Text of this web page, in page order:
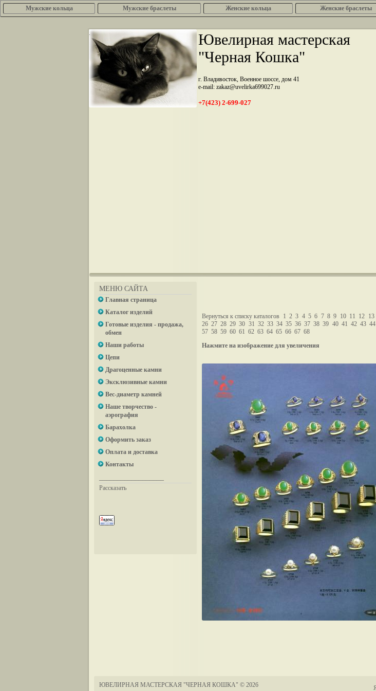
Мужские кольца Мужские браслеты Женcкие кольца Женские браслеты
.
Ювелирная мастерская
"Черная Кошка"
г. Владивосток, Военное шоссе, дом 41
e-mail: zakaz@uvelirka699027.ru
+7(423) 2-699-027
МЕНЮ САЙТА
Главная страница
Каталог изделий
Готовые изделия - продажа,
обмен
Наши работы
Цепи
Драгоценные камни
Эксклюзивные камни
Вес-диаметр камней
Наше творчество -
аэрография
Барахолка
Оформить заказ
Оплата и доставка
Контакты
Рассказать
Вернуться к списку каталогов 1 2 3 4 5 6 7 8 9 10 11 12 13
26 27 28 29 30 31 32 33 34 35 36 37 38 39 40 41 42 43 44
57 58 59 60 61 62 63 64 65 66 67 68
Нажмите на изображение для увеличения
ЮВЕЛИРНАЯ МАСТЕРСКАЯ "ЧЕРНАЯ КОШКА" © 2026